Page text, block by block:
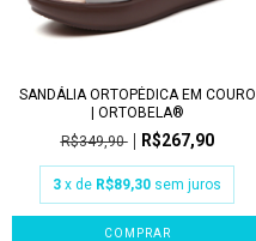
SANDÁLIA ORTOPÉDICA EM COURO
| ORTOBELA®
R$349,90
R$267,90
3 x de R$89,30 sem juros
COMPRAR